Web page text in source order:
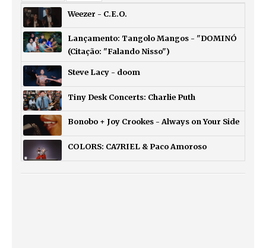
Weezer - C.E.O.
Lançamento: Tangolo Mangos - "DOMINÓ
(Citação: "Falando Nisso")
Steve Lacy - doom
Tiny Desk Concerts: Charlie Puth
Bonobo + Joy Crookes - Always on Your Side
COLORS: CA7RIEL & Paco Amoroso